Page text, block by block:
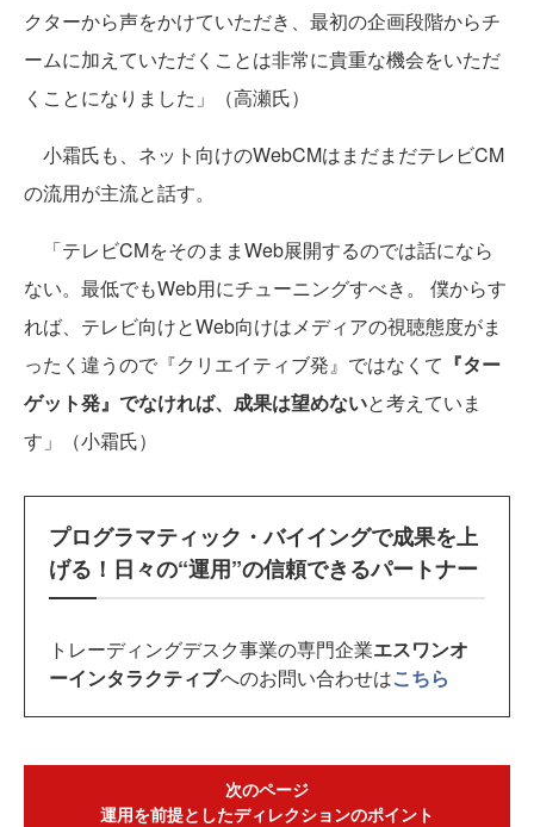
クターから声をかけていただき、最初の企画段階からチ
ームに加えていただくことは非常に貴重な機会をいただ
くことになりました」（高瀬氏）
小霜氏も、ネット向けのWebCMはまだまだテレビCM
の流用が主流と話す。
「テレビCMをそのままWeb展開するのでは話になら
ない。最低でもWeb用にチューニングすべき。 僕からす
れば、テレビ向けとWeb向けはメディアの視聴態度がま
ったく違うので『クリエイティブ発』ではなくて 『ター
ゲット発』でなければ、成果は望めないと考えていま
す」（小霜氏）
プログラマティック・バイイングで成果を上
げる！日々の“運用”の信頼できるパートナー
トレーディングデスク事業の専門企業エスワンオ
ーインタラクティブへのお問い合わせはこちら
次のページ
運用を前提としたディレクションのポイント